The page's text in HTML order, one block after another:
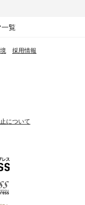
一覧
採用情報
について